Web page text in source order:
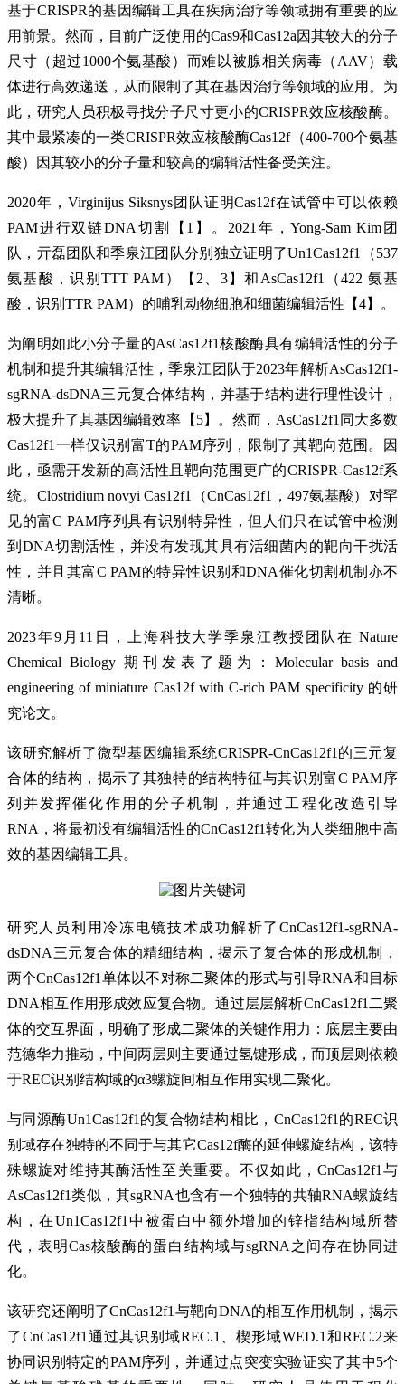
基于CRISPR的基因编辑工具在疾病治疗等领域拥有重要的应
用前景。然而，目前广泛使用的Cas9和Cas12a因其较大的分子
尺寸（超过1000个氨基酸）而难以被腺相关病毒（AAV）载
体进行高效递送，从而限制了其在基因治疗等领域的应用。为
此，研究人员积极寻找分子尺寸更小的CRISPR效应核酸酶。
其中最紧凑的一类CRISPR效应核酸酶Cas12f（400-700个氨基
酸）因其较小的分子量和较高的编辑活性备受关注。
2020年，Virginijus Siksnys团队证明Cas12f在试管中可以依赖
PAM进行双链DNA切割【1】。2021年，Yong-Sam Kim团
队，亓磊团队和季泉江团队分别独立证明了Un1Cas12f1（537
氨基酸，识别TTT PAM）【2、3】和AsCas12f1（422 氨基
酸，识别TTR PAM）的哺乳动物细胞和细菌编辑活性【4】。
为阐明如此小分子量的AsCas12f1核酸酶具有编辑活性的分子
机制和提升其编辑活性，季泉江团队于2023年解析AsCas12f1-
sgRNA-dsDNA三元复合体结构，并基于结构进行理性设计，
极大提升了其基因编辑效率【5】。然而，AsCas12f1同大多数
Cas12f1一样仅识别富T的PAM序列，限制了其靶向范围。因
此，亟需开发新的高活性且靶向范围更广的CRISPR-Cas12f系
统。Clostridium novyi Cas12f1（CnCas12f1，497氨基酸）对罕
见的富C PAM序列具有识别特异性，但人们只在试管中检测
到DNA切割活性，并没有发现其具有活细菌内的靶向干扰活
性，并且其富C PAM的特异性识别和DNA催化切割机制亦不
清晰。
2023年9月11日，上海科技大学季泉江教授团队在 Nature
Chemical Biology 期刊发表了题为：Molecular basis and
engineering of miniature Cas12f with C-rich PAM specificity 的研
究论文。
该研究解析了微型基因编辑系统CRISPR-CnCas12f1的三元复
合体的结构，揭示了其独特的结构特征与其识别富C PAM序
列并发挥催化作用的分子机制，并通过工程化改造引导
RNA，将最初没有编辑活性的CnCas12f1转化为人类细胞中高
效的基因编辑工具。
研究人员利用冷冻电镜技术成功解析了CnCas12f1-sgRNA-
dsDNA三元复合体的精细结构，揭示了复合体的形成机制，
两个CnCas12f1单体以不对称二聚体的形式与引导RNA和目标
DNA相互作用形成效应复合物。通过层层解析CnCas12f1二聚
体的交互界面，明确了形成二聚体的关键作用力：底层主要由
范德华力推动，中间两层则主要通过氢键形成，而顶层则依赖
于REC识别结构域的α3螺旋间相互作用实现二聚化。
与同源酶Un1Cas12f1的复合物结构相比，CnCas12f1的REC识
别域存在独特的不同于与其它Cas12f酶的延伸螺旋结构，该特
殊螺旋对维持其酶活性至关重要。不仅如此，CnCas12f1与
AsCas12f1类似，其sgRNA也含有一个独特的共轴RNA螺旋结
构，在Un1Cas12f1中被蛋白中额外增加的锌指结构域所替
代，表明Cas核酸酶的蛋白结构域与sgRNA之间存在协同进
化。
该研究还阐明了CnCas12f1与靶向DNA的相互作用机制，揭示
了CnCas12f1通过其识别域REC.1、楔形域WED.1和REC.2来
协同识别特定的PAM序列，并通过点突变实验证实了其中5个